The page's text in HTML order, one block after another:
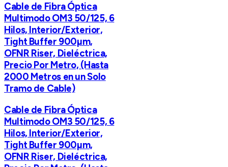
Cable de Fibra Óptica
Multimodo OM3 50/125, 6
Hilos, Interior/Exterior,
Tight Buffer 900µm,
OFNR Riser, Dieléctrica,
Precio Por Metro, (Hasta
2000 Metros en un Solo
Tramo de Cable)
Cable de Fibra Óptica
Multimodo OM3 50/125, 6
Hilos, Interior/Exterior,
Tight Buffer 900µm,
OFNR Riser, Dieléctrica,